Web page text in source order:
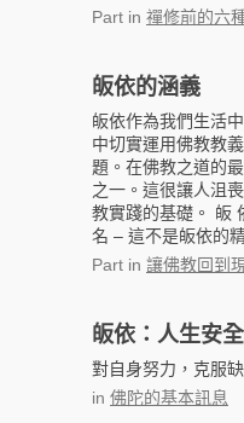
Part in 禪修前的六
皈依的涵義
皈依作為我們生活
中切實運用佛教教
題。在佛教之道的
之一。這很讓人沮
教實踐的基礎。 皈
名 – 這不是皈依的
Part in 讓佛教回到
皈依：人生安
對自身努力，克服
in 佛陀的基本訊息